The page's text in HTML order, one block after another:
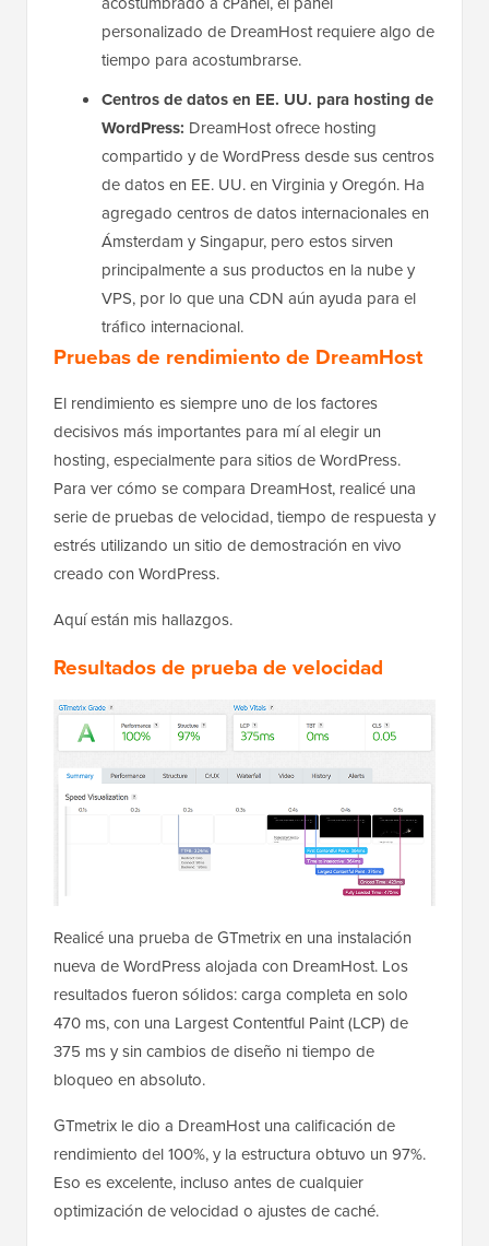
personalizado de DreamHost requiere algo de
tiempo para acostumbrarse.
Centros de datos en EE. UU. para hosting de
WordPress: DreamHost ofrece hosting
compartido y de WordPress desde sus centros
de datos en EE. UU. en Virginia y Oregón. Ha
agregado centros de datos internacionales en
Ámsterdam y Singapur, pero estos sirven
principalmente a sus productos en la nube y
VPS, por lo que una CDN aún ayuda para el
tráfico internacional.
Pruebas de rendimiento de DreamHost
El rendimiento es siempre uno de los factores
decisivos más importantes para mí al elegir un
hosting, especialmente para sitios de WordPress.
Para ver cómo se compara DreamHost, realicé una
serie de pruebas de velocidad, tiempo de respuesta y
estrés utilizando un sitio de demostración en vivo
creado con WordPress.
Aquí están mis hallazgos.
Resultados de prueba de velocidad
Realicé una prueba de GTmetrix en una instalación
nueva de WordPress alojada con DreamHost. Los
resultados fueron sólidos: carga completa en solo
470 ms, con una Largest Contentful Paint (LCP) de
375 ms y sin cambios de diseño ni tiempo de
bloqueo en absoluto.
GTmetrix le dio a DreamHost una calificación de
rendimiento del 100%, y la estructura obtuvo un 97%.
Eso es excelente, incluso antes de cualquier
optimización de velocidad o ajustes de caché.